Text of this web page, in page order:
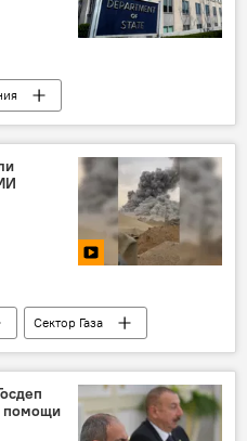
ЕС
Сектор Газа
помощи